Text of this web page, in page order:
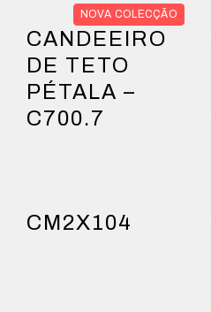
NOVA COLECÇÃO
CANDEEIRO
DE TETO
PÉTALA –
C700.7
CM2X104